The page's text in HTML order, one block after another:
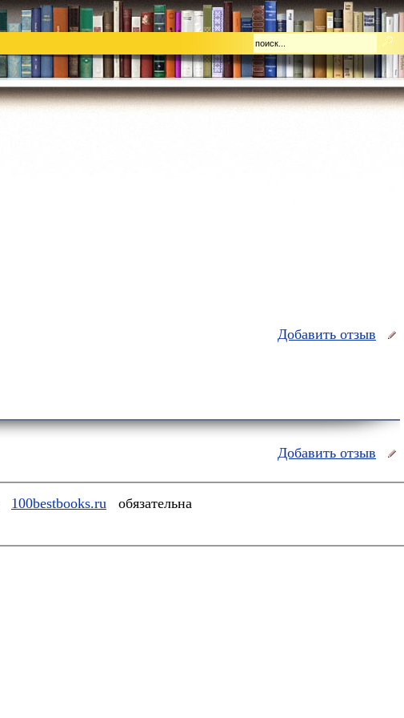
Добавить отзыв
Добавить отзыв
100bestbooks.ru
обязательна